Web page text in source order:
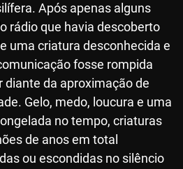
Após apenas alguns
rádio que havia descoberto
uma criatura desconhecida e
fosse rompida
da aproximação de
Gelo, medo, loucura e uma
no tempo, criaturas
de anos em total
ou escondidas no silêncio